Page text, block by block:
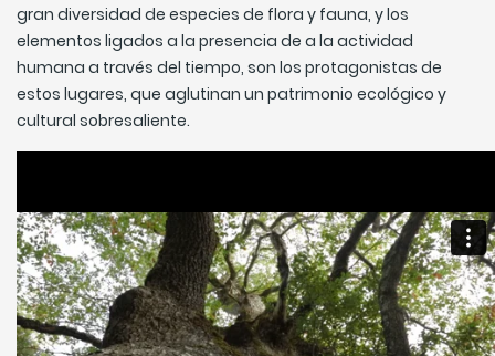
gran diversidad de especies de flora y fauna, y los
elementos ligados a la presencia de a la actividad
humana a través del tiempo, son los protagonistas de
estos lugares, que aglutinan un patrimonio ecológico y
cultural sobresaliente.